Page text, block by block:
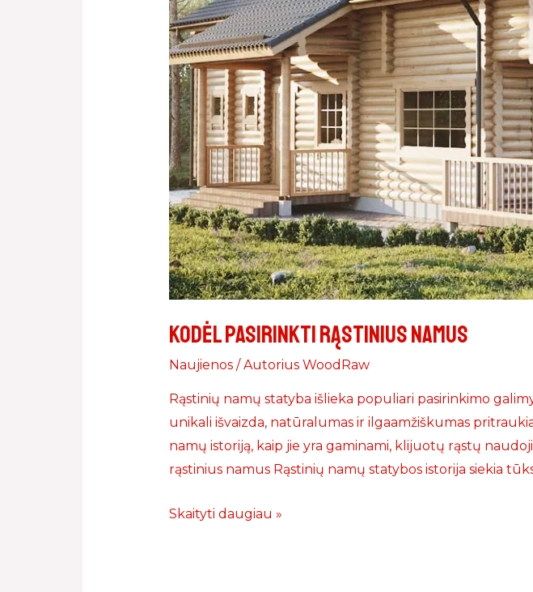
Kodėl pasirinkti rąstinius namus
Naujienos/ Autorius WoodRaw
Rąstinių namų statyba išlieka populiari pasirinkimo
unikali išvaizda, natūralumas ir ilgaamžiškumas
namų istoriją, kaip jie yra gaminami, klijuotų rąstų
rąstinius namus Rąstinių namų statybos istorija siekia
Skaityti daugiau »